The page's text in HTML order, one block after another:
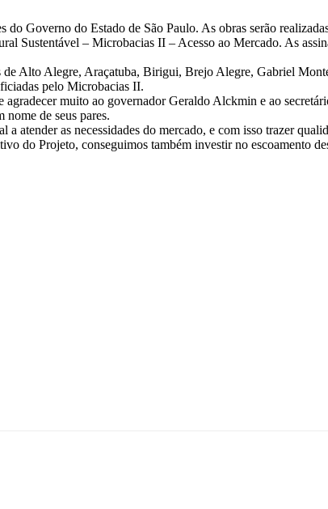
Governo do Estado de São Paulo. As obras serão
Sustentável – Microbacias II – Acesso ao Mercado. As
Alto Alegre, Araçatuba, Birigui, Brejo Alegre, Gabriel
pelo Microbacias II.
muito ao governador Geraldo Alckmin e ao
de seus pares.
as necessidades do mercado, e com isso trazer
do Projeto, conseguimos também investir no escoamento